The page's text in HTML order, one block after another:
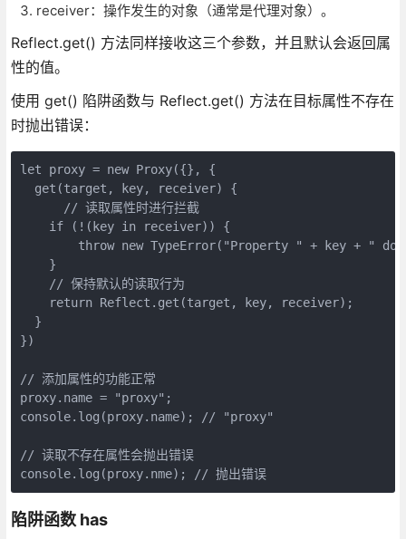
receiver：操作发生的对象（通常是代理对象）。
Reflect.get() 方法同样接收这三个参数，并且默认会返回属
性的值。
使用 get() 陷阱函数与 Reflect.get() 方法在目标属性不存在
时抛出错误：
let proxy = new Proxy({}, {
  get(target, key, receiver) {
      // 读取属性时进行拦截
    if (!(key in receiver)) {
throw new TypeError("Property " + key + "
    }
    // 保持默认的读取行为
    return Reflect.get(target, key, receiver);
  }
})
// 添加属性的功能正常
proxy.name = "proxy";
console.log(proxy.name); // "proxy"
// 读取不存在属性会抛出错误
console.log(proxy.nme); // 抛出错误
陷阱函数 has